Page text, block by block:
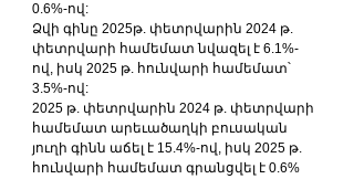
0.6%-ով:
Ձվի գինը 2025թ. փետրվարին 2024 թ.
փետրվարի համեմատ նվազել է 6.1%-
ով, իսկ 2025 թ. հունվարի համեմատ՝
3.5%-ով:
2025 թ. փետրվարին 2024 թ. փետրվարի
համեմատ արեւածաղկի բուսական
յուղի գինն աճել է 15.4%-ով, իսկ 2025 թ.
հունվարի համեմատ գրանցվել է 0.6%